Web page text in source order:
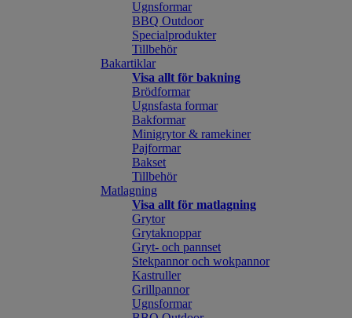
Ugnsformar
BBQ Outdoor
Specialprodukter
Tillbehör
Bakartiklar
Visa allt för bakning
Brödformar
Ugnsfasta formar
Bakformar
Minigrytor & ramekiner
Pajformar
Bakset
Tillbehör
Matlagning
Visa allt för matlagning
Grytor
Grytaknoppar
Gryt- och pannset
Stekpannor och wokpannor
Kastruller
Grillpannor
Ugnsformar